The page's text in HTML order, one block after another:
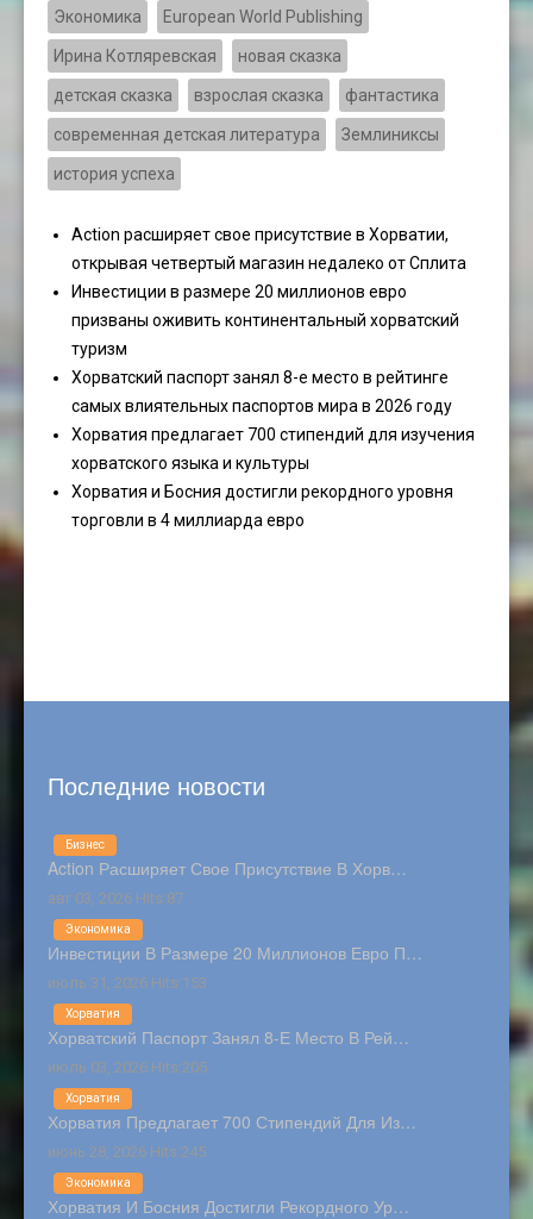
Экономика European World Publishing
Ирина Котляревская новая сказка
детская сказка взрослая сказка фантастика
современная детская литература Землиниксы
история успеха
Action расширяет свое присутствие в Хорватии,
открывая четвертый магазин недалеко от Сплита
Инвестиции в размере 20 миллионов евро
призваны оживить континентальный хорватский
туризм
Хорватский паспорт занял 8-е место в рейтинге
самых влиятельных паспортов мира в 2026 году
Хорватия предлагает 700 стипендий для изучения
хорватского языка и культуры
Хорватия и Босния достигли рекордного уровня
торговли в 4 миллиарда евро
Последние новости
Action Расширяет Свое Присутствие В Хорв…
авг 03, 2026 Hits:87
Бизнес
Инвестиции В Размере 20 Миллионов Евро П…
июль 31, 2026 Hits:153
Экономика
Хорватский Паспорт Занял 8-Е Место В Рей…
июль 03, 2026 Hits:205
Хорватия
Хорватия Предлагает 700 Стипендий Для Из…
июнь 28, 2026 Hits:245
Хорватия
Хорватия И Босния Достигли Рекордного Ур…
Экономика